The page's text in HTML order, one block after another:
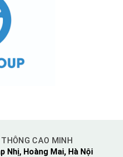
CAO MINH
Nhị, Hoàng Mai, Hà Nội